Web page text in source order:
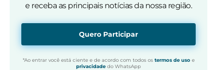
e receba as principais notícias da nossa região.
Quero Participar
*Ao entrar você está ciente e de acordo com todos os termos de usoe
privacidade do WhatsApp